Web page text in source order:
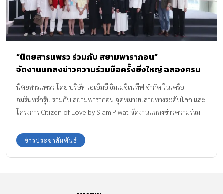
“นิตยสารแพรว ร่วมกับ สยามพารากอน”
จัดงานแถลงข่าวความร่วมมือครั้งยิ่งใหญ่ ฉลองครบ
รอบ 47 ปี
นิตยสารแพรว โดย บริษัท เอเอ็มอี อิมเมจิเนทีฟ จำกัด ในเครือ
อมรินทร์กรุ๊ป ร่วมกับ สยามพารากอน จุดหมายปลายทางระดับโลก และ
โครงการ Citizen of Love by Siam Piwat จัดงานแถลงข่าวความร่วม
ในการเป็นสื่อกลางในการให้ความช่วยเหลือสังคมด้านต่างๆ ผ่าน
โครงการ Praew Charity (แพรวแชริตี้) เพื่อส่งความช่วยเหลือไปยังผู้
ข่าวประชาสัมพันธ์